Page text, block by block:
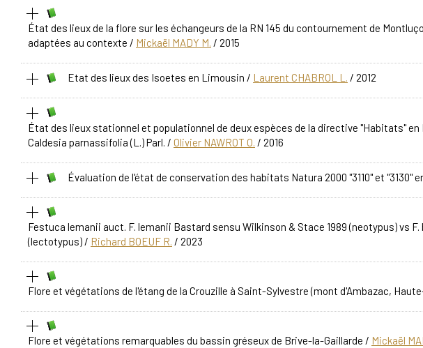
État des lieux de la flore sur les échangeurs de la RN 145 du contournement de
adaptées au contexte / Mickaël MADY M. / 2015
Etat des lieux des Isoetes en Limousin / Laurent CHABROL L. / 2012
État des lieux stationnel et populationnel de deux espèces de la directive "Habitats"
Caldesia parnassifolia (L.) Parl. / Olivier NAWROT O. / 2016
Évaluation de l'état de conservation des habitats Natura 2000 "3110" et "3130"
Festuca lemanii auct. F. lemanii Bastard sensu Wilkinson & Stace 1989 (neotypus) vs F.
(lectotypus)/ Richard BOEUF R. / 2023
Flore et végétations de l'étang de la Crouzille à Saint-Sylvestre (mont d'Ambazac,
Flore et végétations remarquables du bassin gréseux de Brive-la-Gaillarde / Mickaël